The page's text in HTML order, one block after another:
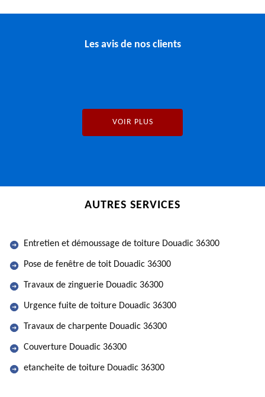
Les avis de nos clients
VOIR PLUS
AUTRES SERVICES
Entretien et démoussage de toiture Douadic 36300
Pose de fenêtre de toit Douadic 36300
Travaux de zinguerie Douadic 36300
Urgence fuite de toiture Douadic 36300
Travaux de charpente Douadic 36300
Couverture Douadic 36300
etancheite de toiture Douadic 36300